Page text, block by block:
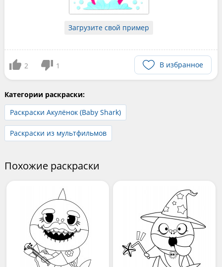
Загрузите свой пример
2 1 В избранное
Категории раскраски:
Раскраски Акулёнок (Baby Shark)
Раскраски из мультфильмов
Похожие раскраски